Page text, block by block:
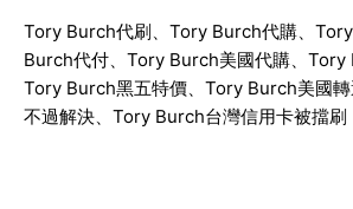
Tory Burch代刷、Tory Burch代購、
Burch代付、Tory Burch美國代購、Tory
Tory Burch黑五特價、Tory Burch美國
不過解決、Tory Burch台灣信用卡被擋刷